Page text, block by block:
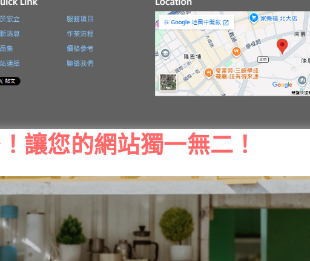
Skip
to
讓您的網站獨一無二！